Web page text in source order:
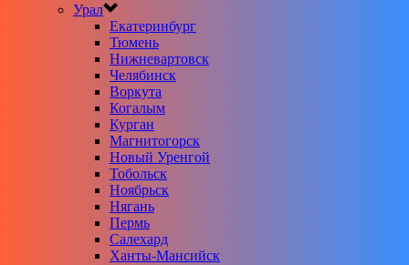
Урал
Екатеринбург
Тюмень
Нижневартовск
Челябинск
Воркута
Когалым
Курган
Магнитогорск
Новый Уренгой
Тобольск
Ноябрьск
Нягань
Пермь
Салехард
Ханты-Мансийск